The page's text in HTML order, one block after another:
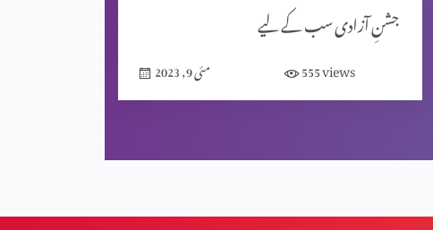
جشنِ آزادی سب کے لیے
مئی 9, 2023 555views